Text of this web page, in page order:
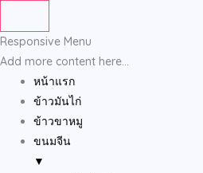
Responsive Menu
Add more content here...
หน้าแรก
ข้าวมันไก่
ข้าวขาหมู
ขนมจีน
▼
to
content